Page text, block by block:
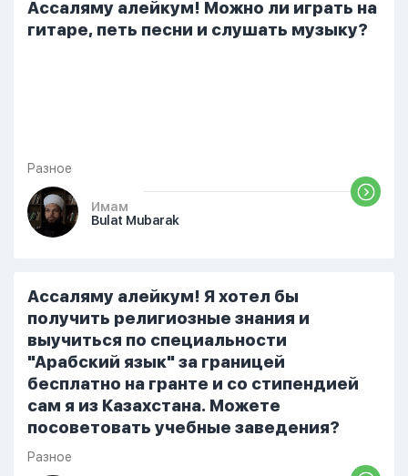
Ассаляму алейкум! Можно ли играть на
гитаре, петь песни и слушать музыку?
Разное
Имам
Bulat Mubarak
Ассаляму алейкум! Я хотел бы
получить религиозные знания и
выучиться по специальности
"Арабский язык" за границей
бесплатно на гранте и со стипендией
сам я из Казахстана. Можете
посоветовать учебные заведения?
Разное